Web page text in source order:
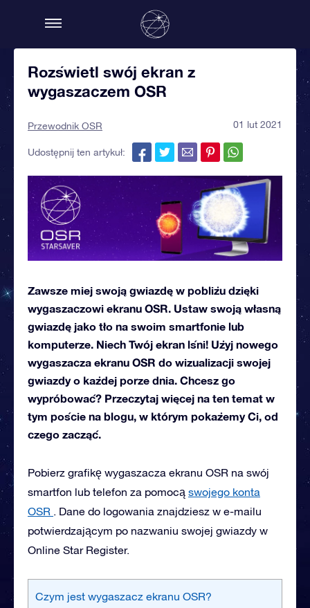
Rozświetl swój ekran z
wygaszaczem OSR
Przewodnik OSR 01 lut 2021
Udostępnij ten artykuł:
Zawsze miej swoją gwiazdę w pobliżu dzięki
wygaszaczowi ekranu OSR. Ustaw swoją własną
gwiazdę jako tło na swoim smartfonie lub
komputerze. Niech Twój ekran lśni! Użyj nowego
wygaszacza ekranu OSR do wizualizacji swojej
gwiazdy o każdej porze dnia. Chcesz go
wypróbować? Przeczytaj więcej na ten temat w
tym poście na blogu, w którym pokażemy Ci, od
czego zacząć.
Pobierz grafikę wygaszacza ekranu OSR na swój
smartfon lub telefon za pomocą swojego konta
OSR . Dane do logowania znajdziesz w e-mailu
potwierdzającym po nazwaniu swojej gwiazdy w
Online Star Register.
Czym jest wygaszacz ekranu OSR?